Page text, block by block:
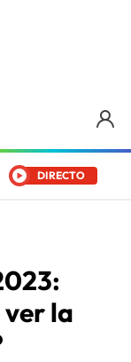
DIRECTO
ver la